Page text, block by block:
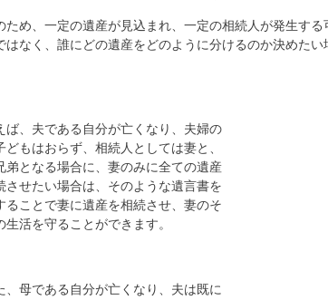
ため、一定の遺産が見込まれ、一定の相続人が発生す
はなく、誰にどの遺産をどのように分けるのか決めた
ば、夫である自分が亡くなり、夫婦の
どもはおらず、相続人としては妻と、
弟となる場合に、妻のみに全ての遺産
させたい場合は、そのような遺言書を
ることで妻に遺産を相続させ、妻のそ
生活を守ることができます。
、母である自分が亡くなり、夫は既に